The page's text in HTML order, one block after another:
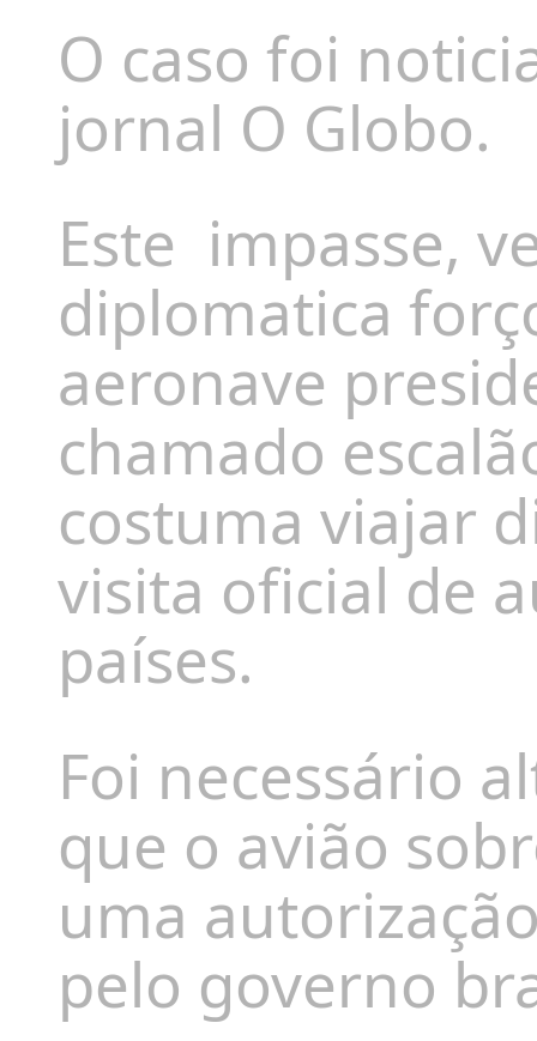
O caso foi
jornal O Globo.
Este impasse,
diplomatica
aeronave
chamado
costuma viajar
visita oficial de
países.
Foi necessário
que o avião
uma
pelo governo